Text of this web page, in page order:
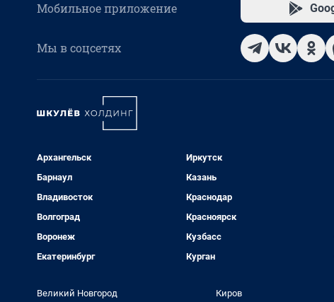
Мобильное приложение
Мы в соцсетях
Архангельск
Барнаул
Владивосток
Волгоград
Воронеж
Екатеринбург
Иркутск
Казань
Краснодар
Красноярск
Кузбасс
Курган
Великий Новгород Киров